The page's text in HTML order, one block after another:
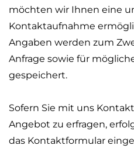
möchten wir Ihnen eine
Kontaktaufnahme
Angaben werden zum
Anfrage sowie für
gespeichert.
Sofern Sie mit uns
Angebot zu erfragen,
das Kontaktformular